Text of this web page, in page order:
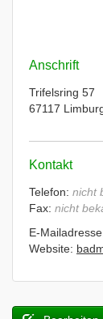
Anschrift
Trifelsring 57
67117
Kontakt
Telefon: nicht
Fax: nicht
E-
Website: